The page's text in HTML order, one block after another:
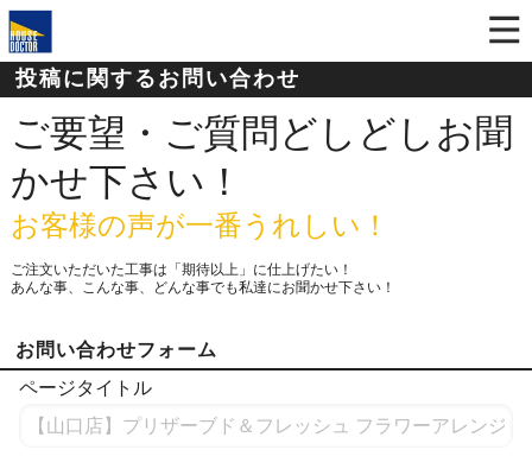
投稿に関するお問い合わせ
ご要望・ご質問どしどしお聞
かせ下さい！
お客様の声が一番うれしい！
ご注文いただいた工事は「期待以上」に仕上げたい！
あんな事、こんな事、どんな事でも私達にお聞かせ下さい！
お問い合わせフォーム
ページタイトル